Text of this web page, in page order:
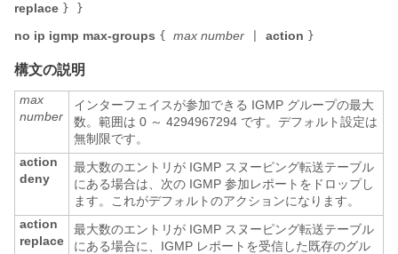
replace } }
no ip igmp max-groups { max number action }
構文の説明
max
number
インターフェイスが参加できる IGMP グループの最大
数。範囲は 0 ～ 4294967294 です。デフォルト設定は
無制限です。
action
deny
最大数のエントリが IGMP スヌーピング転送テーブル
にある場合は、次の IGMP 参加レポートをドロップし
ます。これがデフォルトのアクションになります。
action
replace
最大数のエントリが IGMP スヌーピング転送テーブル
にある場合に、IGMP レポートを受信した既存のグル